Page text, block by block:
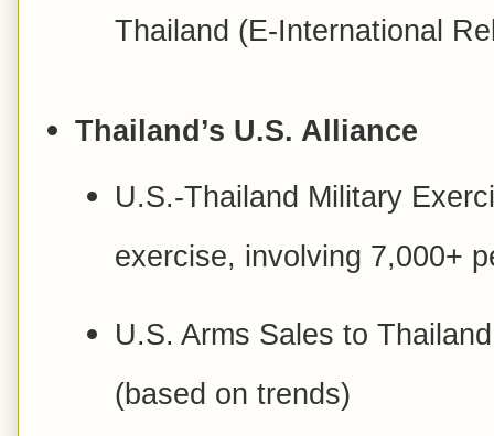
Thailand (E-International
Thailand’s U.S. Alliance
U.S.-Thailand Military
exercise, involving 7,000+
U.S. Arms Sales to
(based on trends)